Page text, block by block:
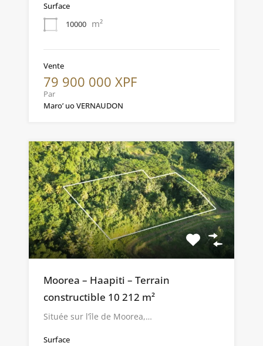
Surface
10000 m²
Vente
79 900 000 XPF
Par
Maro’ uo VERNAUDON
Moorea – Haapiti – Terrain
constructible 10 212 m²
Située sur l’île de Moorea,…
Surface